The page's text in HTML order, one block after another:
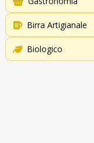
Birra Artigianale
Biologico